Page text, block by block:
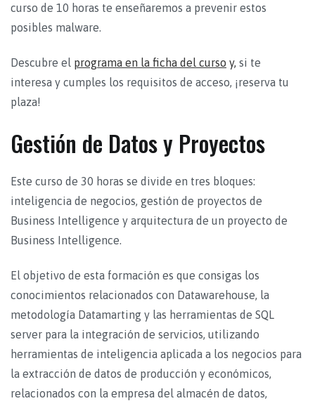
curso de 10 horas te enseñaremos a prevenir estos
posibles malware.
Descubre el programa en la ficha del curso y, si te
interesa y cumples los requisitos de acceso, ¡reserva tu
plaza!
Gestión de Datos y Proyectos
Este curso de 30 horas se divide en tres bloques:
inteligencia de negocios, gestión de proyectos de
Business Intelligence y arquitectura de un proyecto de
Business Intelligence.
El objetivo de esta formación es que consigas los
conocimientos relacionados con Datawarehouse, la
metodología Datamarting y las herramientas de SQL
server para la integración de servicios, utilizando
herramientas de inteligencia aplicada a los negocios para
la extracción de datos de producción y económicos,
relacionados con la empresa del almacén de datos,